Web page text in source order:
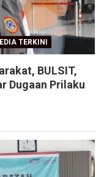
TERKINI
BULSIT,
Dugaan Prilaku